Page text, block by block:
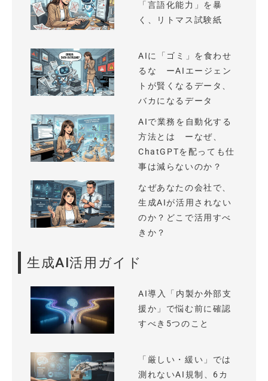
「言語化能力」を暴
く、リトマス試験紙
AIに「ゴミ」を食わせ
るな ーAIエージェン
トが賢くなるデータ、
バカになるデータ
AIで業務を自動化する
方法とは ーなぜ、
ChatGPTを配っても仕
事は減らないのか？
なぜあなたの会社で、
生成AIが活用されない
のか？どこで活用すべ
きか？
生成AI活用ガイド
AI導入「内製か外部支
援か」で悩む前に確認
すべき5つのこと
「厳しい・緩い」では
測れないAI規制、6カ